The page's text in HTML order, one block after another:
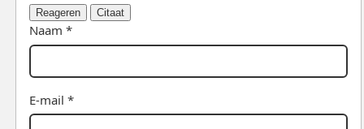
Reageren Citaat
Naam *
E-mail *